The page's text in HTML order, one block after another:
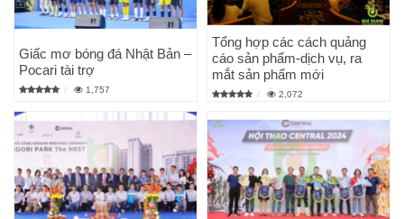
Giấc mơ bóng đá Nhật Bản –
Pocari tài trợ
1,757
Tổng hợp các cách quảng
cáo sản phẩm-dịch vụ, ra
mắt sản phẩm mới
2,072